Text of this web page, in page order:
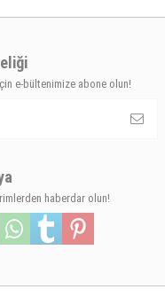
e-bültenimize abone olun!
haberdar olun!